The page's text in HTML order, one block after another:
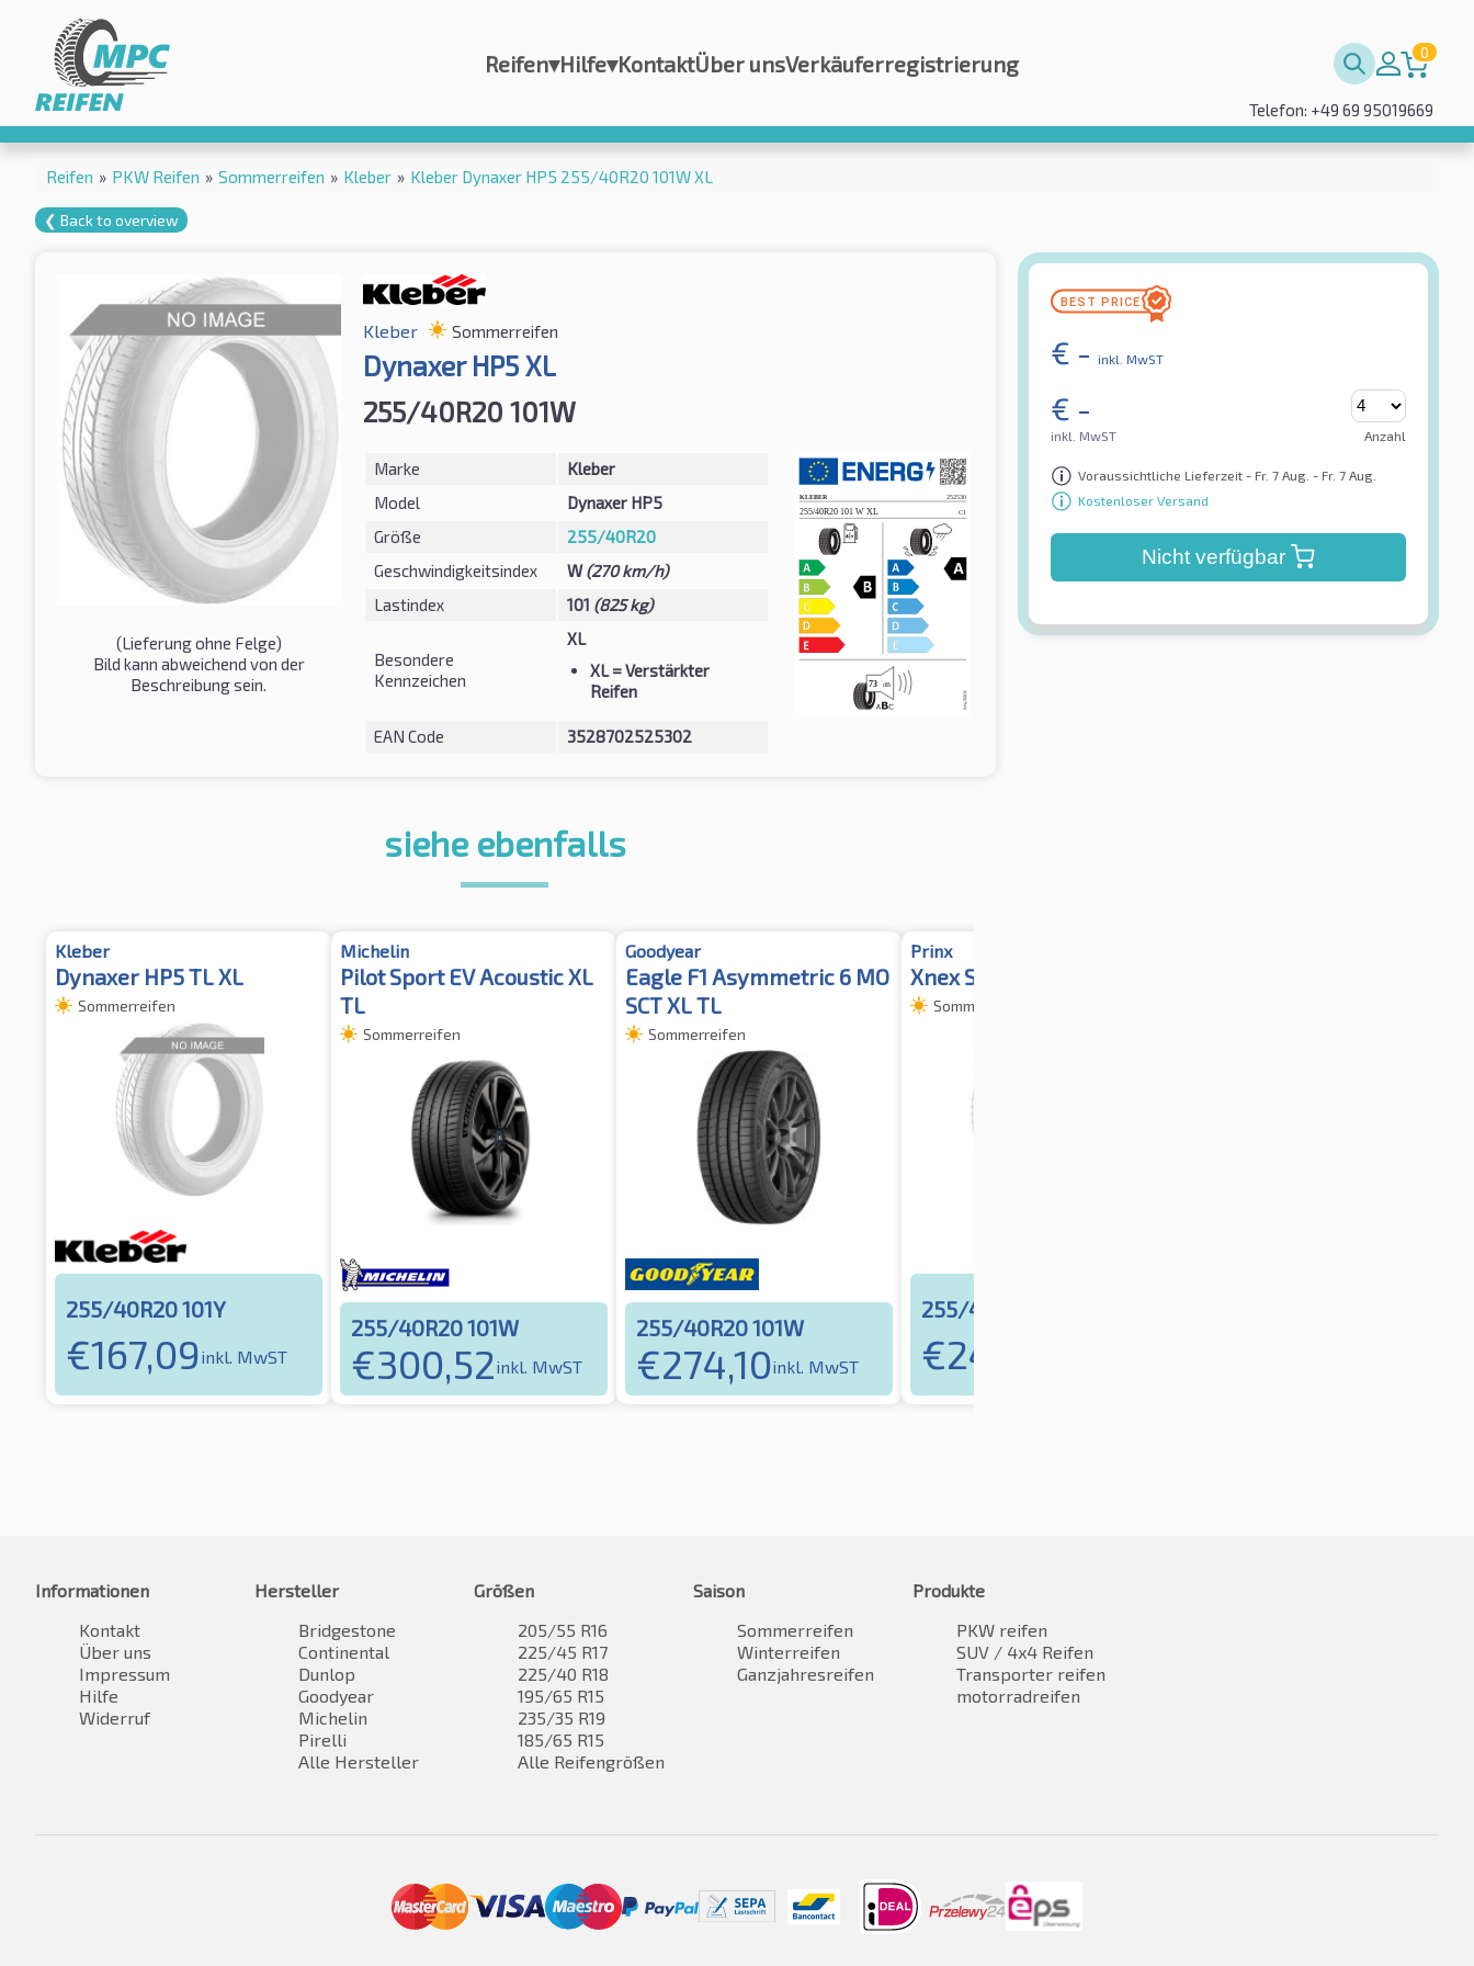
Reifen▾Hilfe▾KontaktÜber unsVerkäuferregistrierung 0
Telefon: +49 69 95019669
Reifen » PKW Reifen » Sommerreifen » Kleber » Kleber Dynaxer HP5 255/40R20 101W XL
❮ Back to overview
(Lieferung ohne Felge)
Bild kann abweichend von der
Beschreibung sein.
Kleber Sommerreifen
Dynaxer HP5 XL
255/40R20 101W
Marke
Kleber
Model
Dynaxer HP5
Größe
255/40R20
Geschwindigkeitsindex
W(270 km/h)
Lastindex
101 (825 kg)
Besondere
Kennzeichen
XL
XL= Verstärkter
Reifen
EAN Code 3528702525302
€ - inkl. MwST
€ -
inkl. MwST Anzahl
Voraussichtliche Lieferzeit - Fr. 7 Aug. - Fr. 7 Aug.
Kostenloser Versand
Nicht verfügbar
siehe ebenfalls
Kleber
Dynaxer HP5 TL XL
Sommerreifen
255/40R20 101Y
€167,09inkl. MwST
Michelin
Pilot Sport EV Acoustic XL
TL
Sommerreifen
255/40R20 101W
€300,52inkl. MwST
Goodyear
Eagle F1 Asymmetric 6 MO
SCT XL TL
Sommerreifen
255/40R20 101W
€274,10inkl. MwST
Prinx
Xnex Sport EV XL BSW
Sommerreifen
255/40R20 101W
€242,28
Informationen
Kontakt
Über uns
Impressum
Hilfe
Widerruf
Hersteller
Bridgestone
Continental
Dunlop
Goodyear
Michelin
Pirelli
Alle Hersteller
Größen
205/55 R16
225/45 R17
225/40 R18
195/65 R15
235/35 R19
185/65 R15
Alle Reifengrößen
Saison
Sommerreifen
Winterreifen
Ganzjahresreifen
Produkte
PKW reifen
SUV / 4x4 Reifen
Transporter reifen
motorradreifen